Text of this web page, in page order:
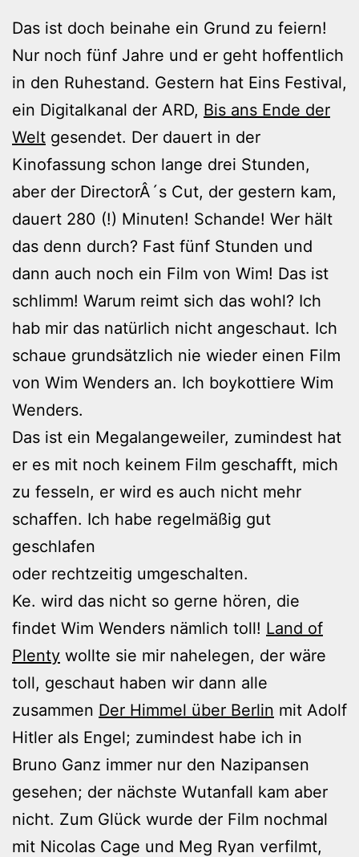
Das ist doch beinahe ein Grund zu feiern!
Nur noch fünf Jahre und er geht hoffentlich
in den Ruhestand. Gestern hat Eins Festival,
ein Digitalkanal der ARD, Bis ans Ende der
Welt gesendet. Der dauert in der
Kinofassung schon lange drei Stunden,
aber der DirectorÂ´s Cut, der gestern kam,
dauert 280 (!) Minuten! Schande! Wer hält
das denn durch? Fast fünf Stunden und
dann auch noch ein Film von Wim! Das ist
schlimm! Warum reimt sich das wohl? Ich
hab mir das natürlich nicht angeschaut. Ich
schaue grundsätzlich nie wieder einen Film
von Wim Wenders an. Ich boykottiere Wim
Wenders.
Das ist ein Megalangeweiler, zumindest hat
er es mit noch keinem Film geschafft, mich
zu fesseln, er wird es auch nicht mehr
schaffen. Ich habe regelmäßig gut
geschlafen
oder rechtzeitig umgeschalten.
Ke. wird das nicht so gerne hören, die
findet Wim Wenders nämlich toll! Land of
Plenty wollte sie mir nahelegen, der wäre
toll, geschaut haben wir dann alle
zusammen Der Himmel über Berlin mit Adolf
Hitler als Engel; zumindest habe ich in
Bruno Ganz immer nur den Nazipansen
gesehen; der nächste Wutanfall kam aber
nicht. Zum Glück wurde der Film nochmal
mit Nicolas Cage und Meg Ryan verfilmt,